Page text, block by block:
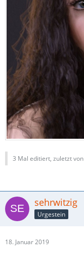
3 Mal editiert, zuletzt von
sehrwitzig
Urgestein
18. Januar 2019